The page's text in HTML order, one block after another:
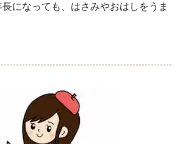
になっても、はさみやおはしをうま